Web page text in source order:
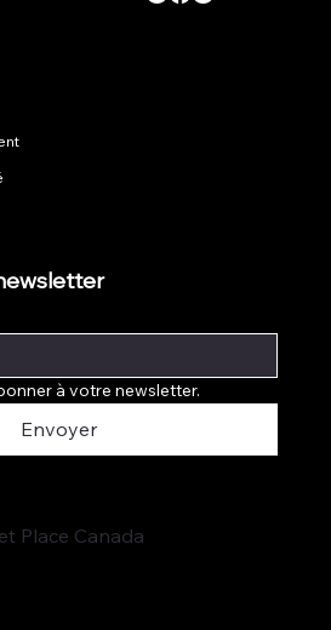
à votre newsletter.
Envoyer
Place Canada